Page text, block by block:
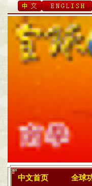
中文首页 全球